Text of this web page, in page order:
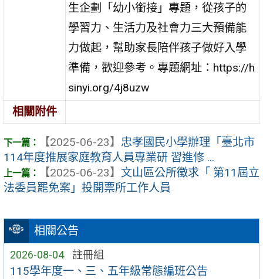
相關公告
2026-08-04 註冊組
115學年度一、三、五年級常態編班公告
生企劃「幼小銜接」專題，從孩子的
學習力、生活力及社會力三大預備能
力做起，幫助家長陪伴孩子做好入學
準備，歡迎參考。專題網址：https://h
sinyi.org/4j8uzw
相關附件
【2025-06-23】 忠孝國民小學辦理「臺北市
114年度推展家庭教育人員專業研 習進修 ...
【2025-06-23】 文山區公所徵求「 第11屆立
法委員罷免案」投開票所工作人員